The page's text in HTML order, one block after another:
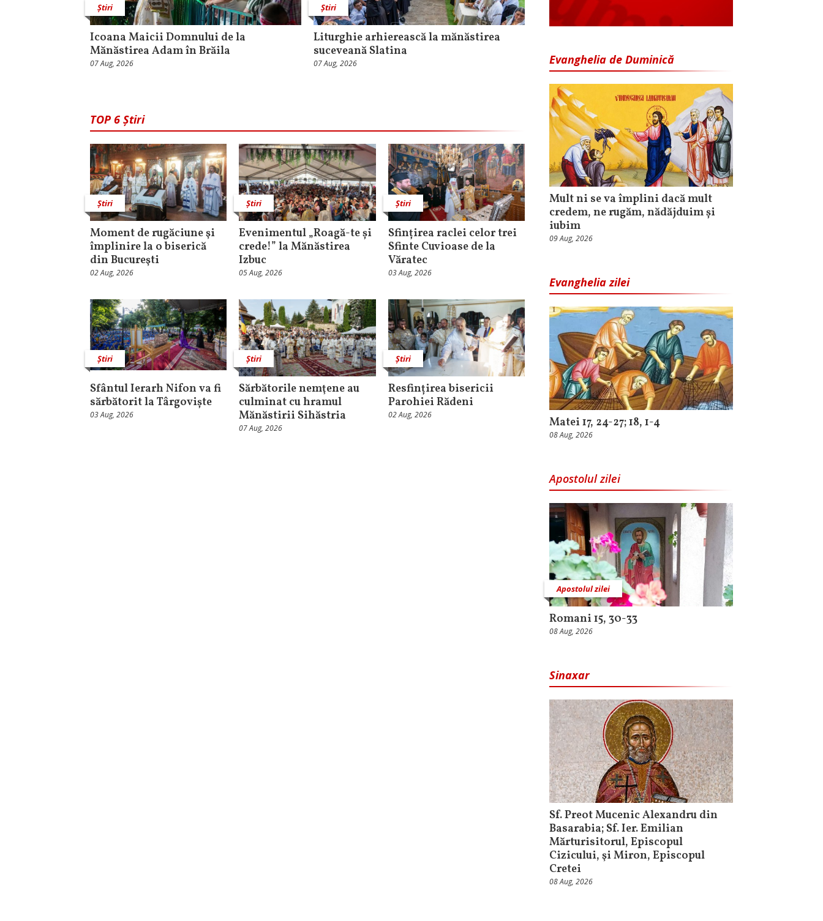
Știri
Icoana Maicii Domnului de la
Mănăstirea Adam în Brăila
07 Aug, 2026
Știri
Liturghie arhierească la mănăstirea
suceveană Slatina
07 Aug, 2026
TOP 6 Știri
Știri
Moment de rugăciune şi
împlinire la o biserică
din Bucureşti
02 Aug, 2026
Știri
Evenimentul „Roagă-te și
crede!” la Mănăstirea
Izbuc
05 Aug, 2026
Știri
Sfințirea raclei celor trei
Sfinte Cuvioase de la
Văratec
03 Aug, 2026
Știri
Sfântul Ierarh Nifon va fi
sărbătorit la Târgoviște
03 Aug, 2026
Știri
Sărbătorile nemţene au
culminat cu hramul
Mănăstirii Sihăstria
07 Aug, 2026
Știri
Resfințirea bisericii
Parohiei Rădeni
02 Aug, 2026
Evanghelia de Duminică
Mult ni se va împlini dacă mult
credem, ne rugăm, nădăjduim și
iubim
09 Aug, 2026
Evanghelia zilei
Matei 17, 24-27; 18, 1-4
08 Aug, 2026
Apostolul zilei
Apostolul zilei
Romani 15, 30-33
08 Aug, 2026
Sinaxar
Sf. Preot Mucenic Alexandru din
Basarabia; Sf. Ier. Emilian
Mărturisitorul, Episcopul
Cizicului, şi Miron, Episcopul
Cretei
08 Aug, 2026